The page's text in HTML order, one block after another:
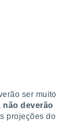
ser muito
não deverão
projeções do